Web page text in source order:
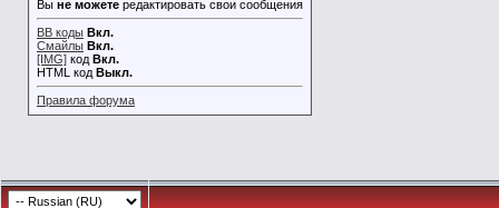
Вы не можете редактировать свои сообщения
BB коды Вкл.
Смайлы Вкл.
[IMG] код Вкл.
HTML код Выкл.
Правила форума